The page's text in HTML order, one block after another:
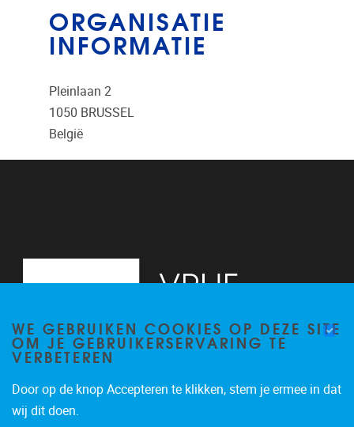
ORGANISATIE
INFORMATIE
Pleinlaan 2
1050 BRUSSEL
België
WE GEBRUIKEN COOKIES OP DEZE SITE
OM JE GEBRUIKERSERVARING TE
VERBETEREN
Door op de knop Accepteren te klikken, stem je ermee in dat
wij dit doen.